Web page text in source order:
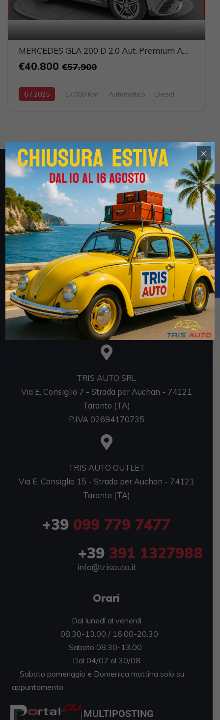
MERCEDES GLA 200 D 2.0 Aut. Premium AMG (FULL LED+PELLE)
€40.800 €57.900
6 / 2025 17.000 Km Automatico
Diesel
Obblighi informativi per le erogazioni pubbliche: gli aiuti
di Stato e gli aiuti de minimis ricevuti dalla Tris Auto S.r.l.
(CF 02694170735) e della Tris Auto km. Zero S.r.l.
(03052600735) sono contenuti nel Registro nazionale
degli aiuti di Stato di cui all’art. 52 della L. 234/2012 a
cui si rinvia e consultabili al seguente link
https://www.rna.gov.it/RegistroNazionaleTrasparenza/
faces/pages/TrasparenzaAiuto.jspx
TRIS AUTO SRL
Via E. Consiglio 7 - Strada per Auchan - 74121
Taranto (TA)
P.IVA 02694170735
TRIS AUTO OUTLET
Via E. Consiglio 15 - Strada per Auchan - 74121
Taranto (TA)
+39 099 779 7477
+39 391 1327988
info@trisauto.it
Orari
Dal lunedì al venerdì
08.30-13.00 / 16.00-20.30
Sabato 08.30-13.00
Dal 04/07 al 30/08
Sabato pomeriggio e Domenica mattina solo su
appuntamento
MULTIPOSTING
×